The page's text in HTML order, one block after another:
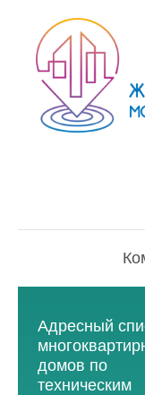
Адресный
домов по
техническим